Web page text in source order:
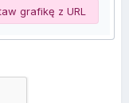
grafikę z URL